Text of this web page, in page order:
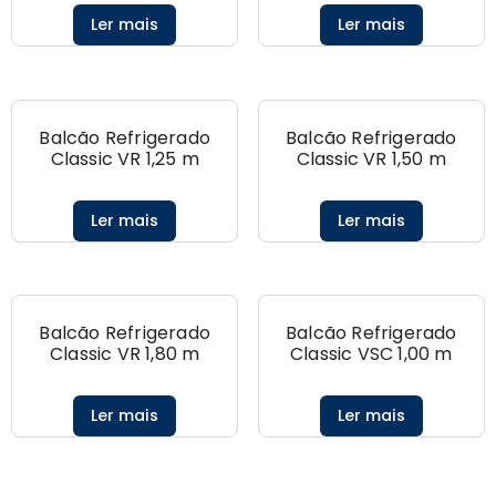
Ler mais Ler mais
Balcão Refrigerado
Classic VR 1,25 m
Ler mais
Balcão Refrigerado
Classic VR 1,50 m
Ler mais
Balcão Refrigerado
Classic VR 1,80 m
Ler mais
Balcão Refrigerado
Classic VSC 1,00 m
Ler mais